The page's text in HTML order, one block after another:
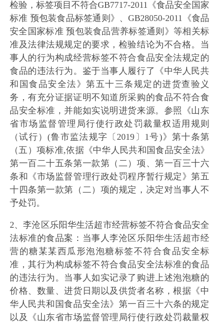
检验，标签项目不符合GB7717-2011《食品安全国家
标准 预包装食品标签通则》、GB28050-2011《食品
安全国家标准 预包装食品营养标签通则》等相关标
准及法律法规规定的要求，检验结论为不合格。当
事人的行为构成经营标签不符合食品安全法规定的
食品的违法行为。鉴于当事人履行了《中华人民共
和国食品安全法》第五十三条规定的进货查验义
务，有充分证据证明不知道所采购的食品不符合食
品安全标准，并能如实说明进货来源。参照《山东
省市场监督管理局行使行政处罚裁量权适用规则
（试行）(鲁市监法规字〔2019〕1号)》第十条第
（五）项标准,依据《中华人民共和国食品安全法》
第一百二十五条第一款第（二）项、第一百三十六
条和《市场监督管理行政处罚程序暂行规定》第五
十四条第一款第（二）项的规定，决定对当事人不
予处罚。
2、李沧区乐阳华生活超市经营标签不符合食品安全
法标准的食品案：当事人李沧区乐阳华生活超市经
营的糖某某西瓜形泡泡糖标签不符合食品安全标
准，其行为构成标签不符合食品安全法标准的食品
的违法行为。当事人如实记录了购进上述泡泡糖的
价格、数量、进货日期以及供货者名称，根据《中
华人民共和国食品安全法》第一百三十六条的规定
以及《山东省市场监督管理局行使行政处罚裁量权